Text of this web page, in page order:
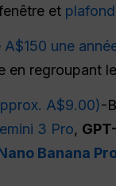
et
A$150 une
en regroupant
A$9.00)-
3 Pro,
Banana